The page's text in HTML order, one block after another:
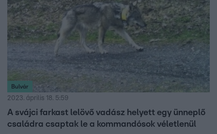
Bulvár
2023. április 18. 5:59
A svájci farkast lelövő vadász helyett egy ünneplő
családra csaptak le a kommandósok véletlenül